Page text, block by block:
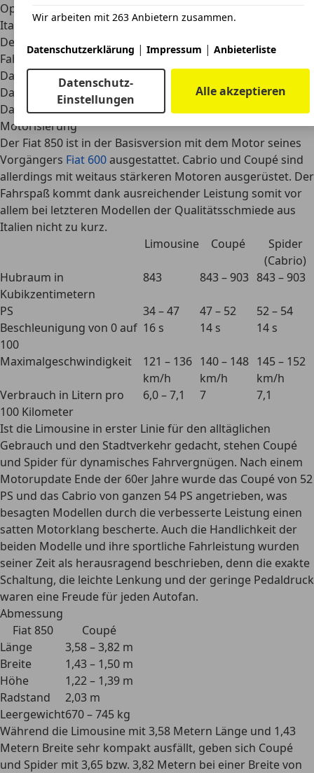
Optisch besticht der Fiat 850 mit ikonischen Design aus
Italien.
Der Fiat überzeugt durch sein geschmeidiges
Fahrverhalten.
Das Interieur punktet mit ausreichend Platz.
Das Fahrzeug ist relativ sparsam im Verbrauch.
Daten
Motorisierung
Der Fiat 850 ist in der Basisversion mit dem Motor seines
Vorgängers Fiat 600ausgestattet. Cabrio und Coupé sind
allerdings mit weitaus stärkeren Motoren ausgerüstet. Der
Fahrspaß kommt dank ausreichender Leistung somit vor
allem bei letzteren Modellen der Qualitätsschmiede aus
Italien nicht zu kurz.
Limousine
Coupé
Spider
(Cabrio)
Hubraum in
Kubikzentimetern
843 843 – 903 843 – 903
PS 34 – 47 47 – 52
52 – 54
Beschleunigung von 0 auf
100
16 s 14 s 14 s
Maximalgeschwindigkeit
121 – 136
km/h
140 – 148
km/h
145 – 152
km/h
Verbrauch in Litern pro
100 Kilometer
6,0 – 7,1 7 7,1
Ist die Limousine in erster Linie für den alltäglichen
Gebrauch und den Stadtverkehr gedacht, stehen Coupé
und Spider für dynamisches Fahrvergnügen. Nach einem
Motorupdate Ende der 60er Jahre wurde das Coupé von 52
PS und das Cabrio von ganzen 54 PS angetrieben, was
besagten Modellen durch die verbesserte Leistung einen
satten Motorklang bescherte. Auch die Handlichkeit der
beiden Modelle und ihre sportliche Fahrleistung wurden
seiner Zeit als herausragend beschrieben, denn die exakte
Schaltung, die leichte Lenkung und der geringe Pedaldruck
waren eine Freude für jeden Autofan.
Abmessung
Fiat 850
Coupé
Länge
3,58 – 3,82 m
Breite
1,43 – 1,50 m
Höhe
1,22 – 1,39 m
Radstand
2,03 m
Leergewicht670 – 745 kg
Während die Limousine mit 3,58 Metern Länge und 1,43
Metern Breite sehr kompakt ausfällt, geben sich Coupé
und Spider mit 3,65 bzw. 3,82 Metern bei einer Breite von
Wir arbeiten mit 263 Anbietern zusammen.
Datenschutzerklärung | Impressum | Anbieterliste
Datenschutz-
Einstellungen
Alle akzeptieren